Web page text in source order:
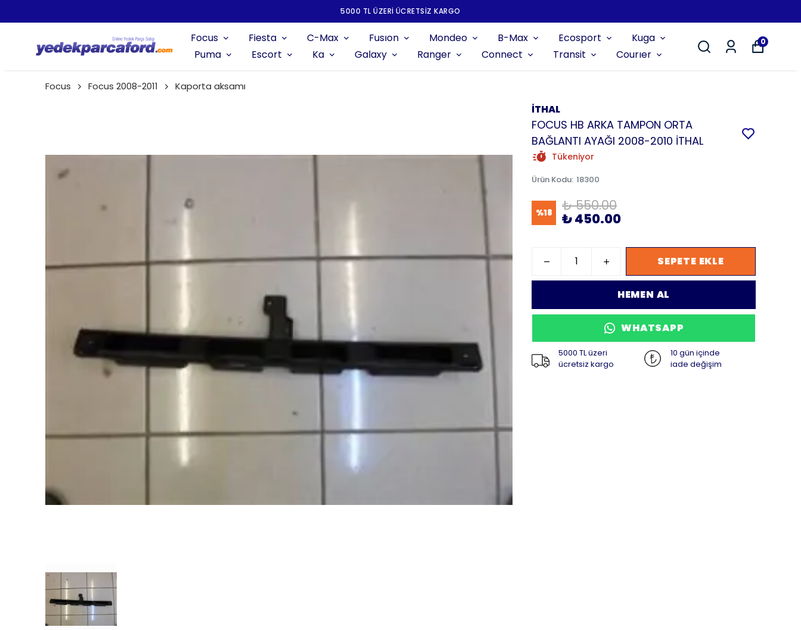
5000 TL ÜZERI ÜCRETSIZ KARGO
Focus Fiesta C-Max Fusıon Mondeo B-Max Ecosport
Kuga
Puma
Escort Ka Galaxy Ranger Connect Transit Courıer
0
Focus Focus 2008-2011 Kaporta aksamı
İTHAL
FOCUS HB ARKA TAMPON ORTA
BAĞLANTI AYAĞI 2008-2010 İTHAL
Tükeniyor
Ürün Kodu: 18300
%18 ₺ 550.00
₺ 450.00
SEPETE EKLE
HEMEN AL
WHATSAPP
5000 TL üzeri
ücretsiz kargo
10 gün içinde
iade değişim